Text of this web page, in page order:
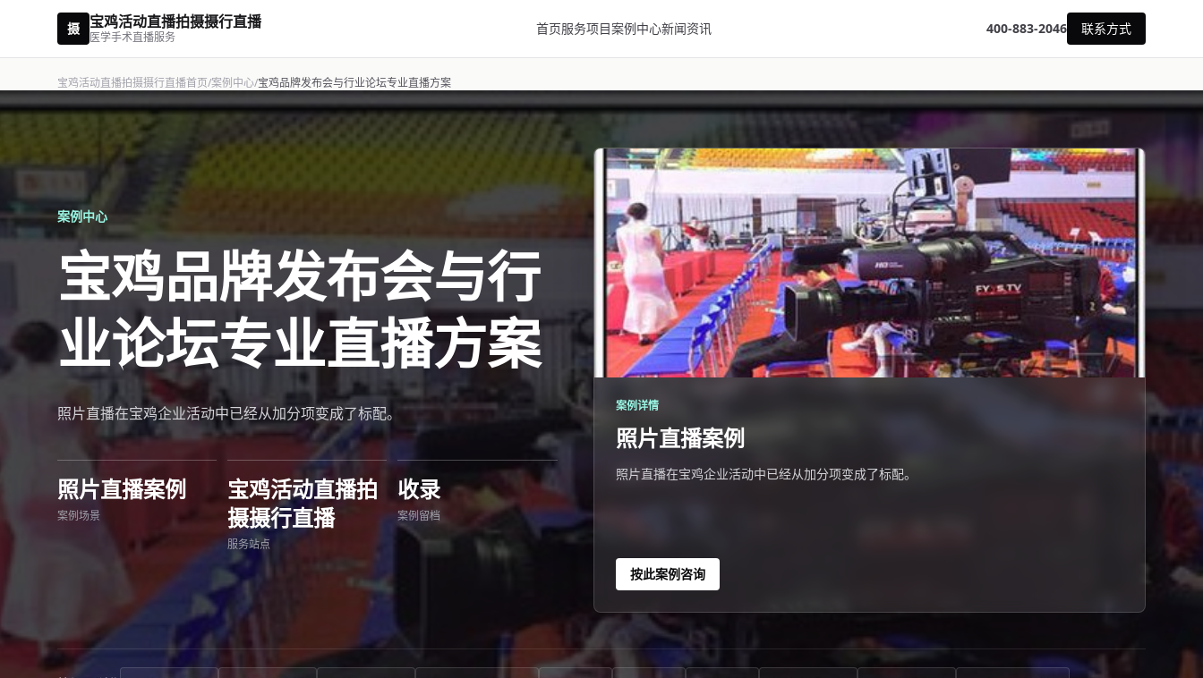
摄 宝鸡活动直播拍摄摄行直播
医学手术直播服务
首页服务项目案例中心新闻资讯 400-883-2046 联系方式
宝鸡活动直播拍摄摄行直播首页/案例中心/宝鸡品牌发布会与行业论坛专业直播方案
案例中心
宝鸡品牌发布会与行
业论坛专业直播方案
照片直播在宝鸡企业活动中已经从加分项变成了标配。
照片直播案例
案例场景
宝鸡活动直播拍
摄摄行直播
服务站点
收录
案例留档
案例详情
照片直播案例
照片直播在宝鸡企业活动中已经从加分项变成了标配。
按此案例咨询